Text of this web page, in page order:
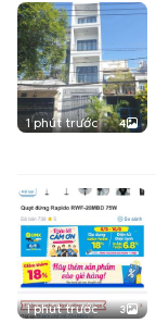
1 phút trước 4
1 phút trước 3